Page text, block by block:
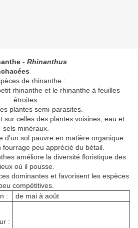
- Rhinanthus
de rhinanthe :
rhinanthe et le rhinanthe à feuilles
étroites.
plantes semi-parasites.
sur celles des plantes voisines, eau et
sels minéraux.
d'un sol pauvre en matière organique.
fourrage peu apprécié du bétail.
améliore la diversité floristique des
où il pousse.
dominantes et favorisent les espèces
compétitives.
:
de mai à août
: